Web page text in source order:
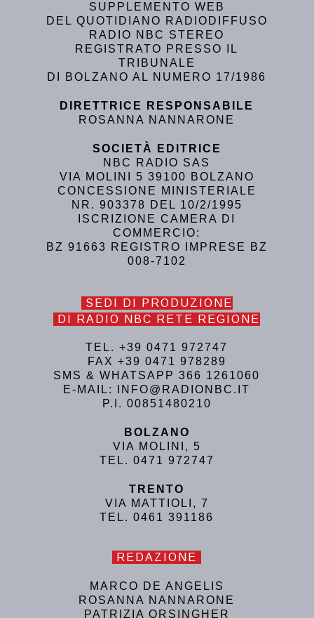
SUPPLEMENTO WEB
DEL QUOTIDIANO RADIODIFFUSO
RADIO NBC STEREO
REGISTRATO PRESSO IL
TRIBUNALE
DI BOLZANO AL NUMERO 17/1986
DIRETTRICE RESPONSABILE
ROSANNA NANNARONE
SOCIETÀ EDITRICE
NBC RADIO SAS
VIA MOLINI 5 39100 BOLZANO
CONCESSIONE MINISTERIALE
NR. 903378 DEL 10/2/1995
ISCRIZIONE CAMERA DI
COMMERCIO:
BZ 91663 REGISTRO IMPRESE BZ
008-7102
SEDI DI PRODUZIONE
DI RADIO NBC RETE REGIONE
TEL. +39 0471 972747
FAX +39 0471 978289
SMS & WHATSAPP 366 1261060
E-MAIL: INFO@RADIONBC.IT
P.I. 00851480210
BOLZANO
VIA MOLINI, 5
TEL. 0471 972747
TRENTO
VIA MATTIOLI, 7
TEL. 0461 391186
REDAZIONE
MARCO DE ANGELIS
ROSANNA NANNARONE
PATRIZIA ORSINGHER